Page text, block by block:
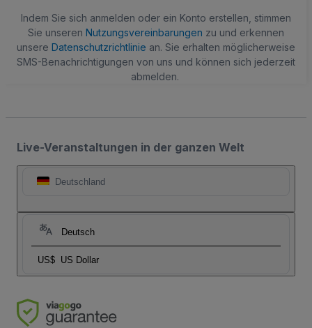
Indem Sie sich anmelden oder ein Konto erstellen, stimmen
Sie unseren Nutzungsvereinbarungen zu und erkennen
unsere Datenschutzrichtlinie an. Sie erhalten möglicherweise
SMS-Benachrichtigungen von uns und können sich jederzeit
abmelden.
Live-Veranstaltungen in der ganzen Welt
Deutschland
Deutsch
US$ US Dollar